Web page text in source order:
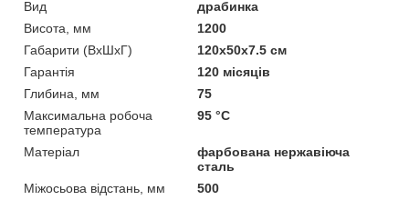
Вид
драбинка
Висота, мм
1200
Габарити (ВхШхГ)
120х50х7.5 см
Гарантія
120 місяців
Глибина, мм
75
Максимальна робоча
температура
95 °С
Матеріал
фарбована нержавіюча
сталь
Міжосьова відстань, мм
500